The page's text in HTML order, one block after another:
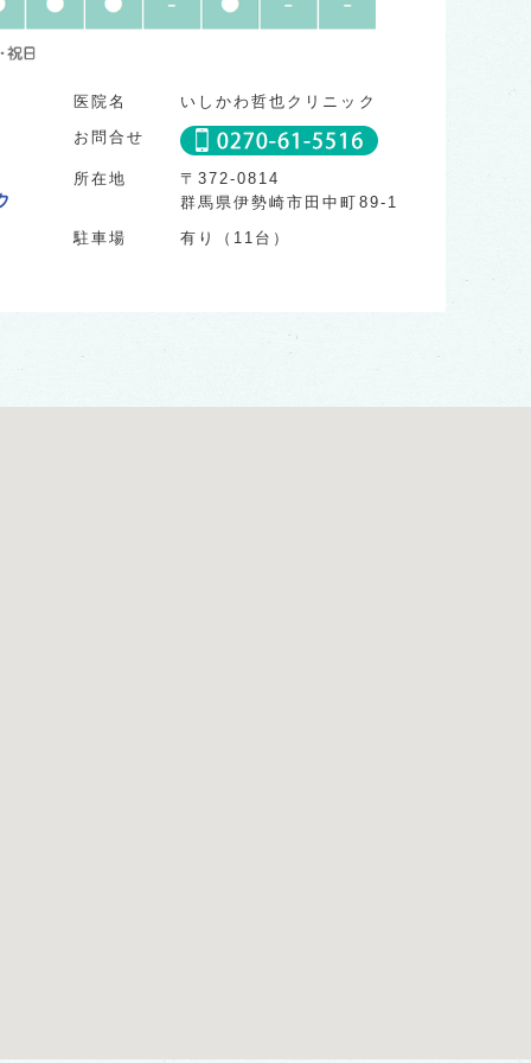
医院名
いしかわ哲也クリニック
お問合せ
所在地
〒372-0814
群馬県伊勢崎市田中町89-1
駐車場
有り（11台）